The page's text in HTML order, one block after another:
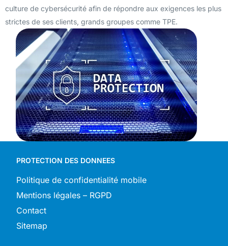
culture de cybersécurité afin de répondre aux exigences les plus
strictes de ses clients, grands groupes comme TPE.
PROTECTION DES DONNEES
Politique de confidentialité mobile
Mentions légales – RGPD
Contact
Sitemap